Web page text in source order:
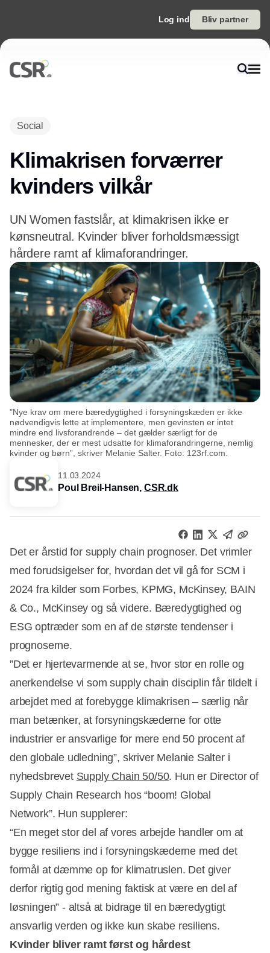
Log ind Bliv partner
Social
Klimakrisen forværrer
kvinders vilkår
UN Women fastslår, at klimakrisen ikke er
kønsneutral. Kvinder bliver forholdsmæssigt
hårdere ramt af klimaforandringer.
"Nye krav om mere bæredygtighed i forsyningskæden er ikke
nødvendigvis lette at implementere, men gevinsten er intet
mindre end livsforandrende – det gælder særligt for de
mennesker, der er mest udsatte for klimaforandringerne, nemlig
kvinder og børn”, skriver Melanie Salter. Foto: 123rf.com.
11.03.2024
Poul Breil-Hansen, CSR.dk
Det er årstid for supply chain prognoser. Det vrimler
med forudsigelser for, hvordan det vil gå for SCM i
2024 fra kilder som Forbes, KPMG, McKinsey, BAIN
& Co., McKinsey og så videre. Bæredygtighed og
ESG optræder som en af de største tendenser i
prognoserne.
”Det er hjertevarmende at se, hvor stor en rolle og
anerkendelse vi som supply chain disciplin får tildelt i
arbejdet med at forebygge klimakrisen – særlig når
man betænker, at forsyningskæderne for otte
industrier er ansvarlige for mere end 50 procent af
den globale udledning”, skriver Melanie Salter i
nyhedsbrevet Supply Chain 50/50. Hun er Director of
Supply Chain Research hos “boom! Global
Network”. Hun supplerer:
“En meget stor del af vores arbejde handler om at
bygge resiliens ind i forsyningskæderne med det
formål at dæmme op for klimatruslen. Det giver
derfor rigtig god mening faktisk at være en del af
løsningen” - altså at bidrage til en bæredygtigt
ansvarlig verden og ikke kun skabe resiliens.
Kvinder bliver ramt først og hårdest